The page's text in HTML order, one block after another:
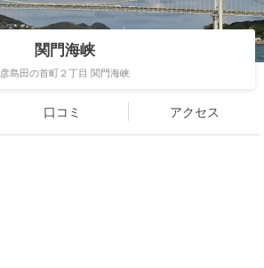
関門海峡
彦島田の首町２丁目 関門海峡
口コミ アクセス